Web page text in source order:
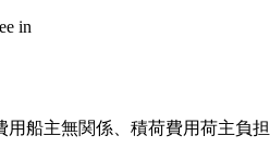
in
用船主無関係、積荷費用荷主負担